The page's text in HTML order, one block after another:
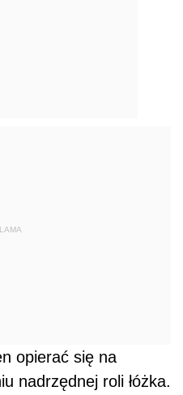
opierać się na
nadrzędnej roli łóżka.